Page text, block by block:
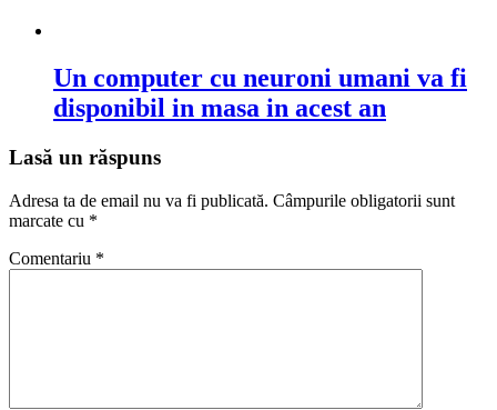
Un computer cu neuroni umani va fi
disponibil in masa in acest an
Lasă un răspuns
Adresa ta de email nu va fi publicată. Câmpurile obligatorii sunt
marcate cu *
Comentariu *